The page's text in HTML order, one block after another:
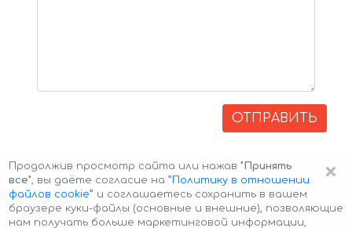
ОТПРАВИТЬ
×
Продолжив просмотр сайта или нажав "Принять
все", вы даёте согласие на ”Политику в отношении
файлов cookie” и соглашаетесь сохранить в вашем
браузере куки-файлы (основные и внешние), позволяющие
нам получать больше маркетинговой информации,